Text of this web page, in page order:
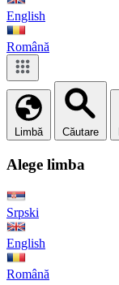
English
Română
Limbă Căutare
Alege limba
Srpski
English
Română